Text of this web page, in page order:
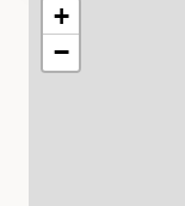
+
−